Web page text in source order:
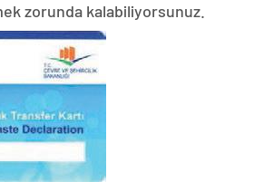
zorunda kalabiliyorsunuz.